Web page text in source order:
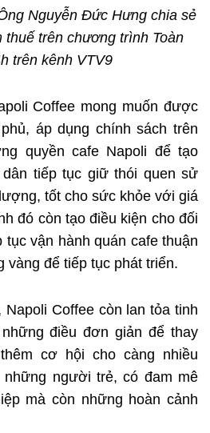
Nguyễn Đức Hưng chia sẻ
thuế trên chương trình Toàn
trên kênh VTV9
Coffee mong muốn được
áp dụng chính sách trên
quyền cafe Napoli để tạo
tiếp tục giữ thói quen sử
tốt cho sức khỏe với giá
đó còn tạo điều kiện cho đối
tục vận hành quán cafe thuận
vàng để tiếp tục phát triển.
Coffee còn lan tỏa tinh
điều đơn giản để thay
cơ hội cho càng nhiều
người trẻ, có đam mê
mà còn những hoàn cảnh